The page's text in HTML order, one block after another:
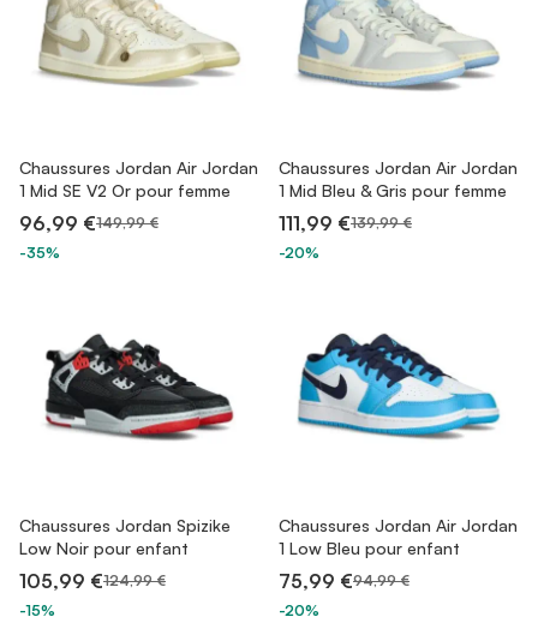
Chaussures Jordan Air Jordan
1 Mid SE V2 Or pour femme
96,99 €149,99 €
-35%
Chaussures Jordan Air Jordan
1 Mid Bleu & Gris pour femme
111,99 €139,99 €
-20%
Chaussures Jordan Spizike
Low Noir pour enfant
105,99 €124,99 €
-15%
Chaussures Jordan Air Jordan
1 Low Bleu pour enfant
75,99 €94,99 €
-20%